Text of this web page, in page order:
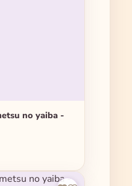
no yaiba -